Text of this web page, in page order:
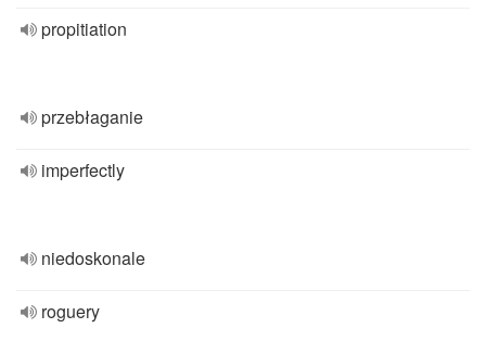
propitiation
przebłaganie
imperfectly
niedoskonale
roguery